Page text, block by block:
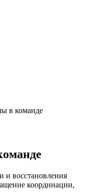
в команде
и восстановления
координации,